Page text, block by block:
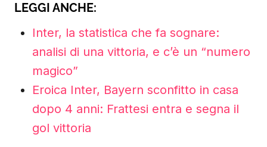
LEGGI ANCHE:
Inter, la statistica che fa sognare:
analisi di una vittoria, e c’è un “numero
magico”
Eroica Inter, Bayern sconfitto in casa
dopo 4 anni: Frattesi entra e segna il
gol vittoria